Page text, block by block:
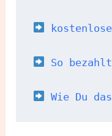
So
Wie Du